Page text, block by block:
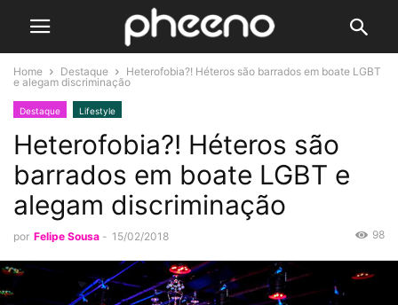
Home Destaque
Heterofobia?! Héteros são barrados em boate LGBT
e alegam discriminação
Destaque Lifestyle
Heterofobia?! Héteros são
barrados em boate LGBT e
alegam discriminação
por Felipe Sousa - 15/02/2018 98